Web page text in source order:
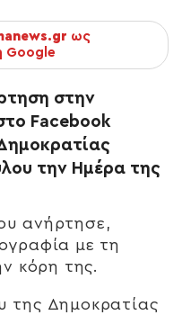
ως
Google
στην
Facebook
την Ημέρα της
ανήρτησε,
με τη
κόρη της.
της Δημοκρατίας